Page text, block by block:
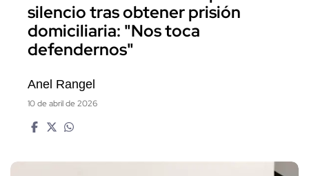
silencio tras obtener prisión
domiciliaria: "Nos toca
defendernos"
Anel Rangel
10 de abril de 2026